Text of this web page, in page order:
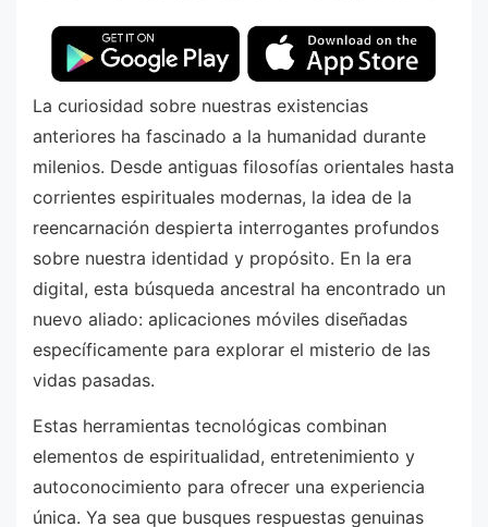
La curiosidad sobre nuestras existencias
anteriores ha fascinado a la humanidad durante
milenios. Desde antiguas filosofías orientales hasta
corrientes espirituales modernas, la idea de la
reencarnación despierta interrogantes profundos
sobre nuestra identidad y propósito. En la era
digital, esta búsqueda ancestral ha encontrado un
nuevo aliado: aplicaciones móviles diseñadas
específicamente para explorar el misterio de las
vidas pasadas.
Estas herramientas tecnológicas combinan
elementos de espiritualidad, entretenimiento y
autoconocimiento para ofrecer una experiencia
única. Ya sea que busques respuestas genuinas